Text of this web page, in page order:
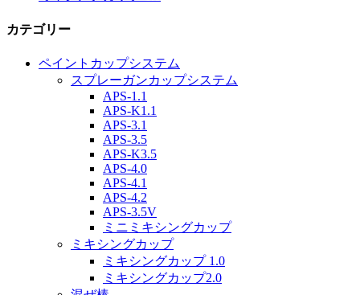
カテゴリー
ペイントカップシステム
スプレーガンカップシステム
APS-1.1
APS-K1.1
APS-3.1
APS-3.5
APS-K3.5
APS-4.0
APS-4.1
APS-4.2
APS-3.5V
ミニミキシングカップ
ミキシングカップ
ミキシングカップ 1.0
ミキシングカップ2.0